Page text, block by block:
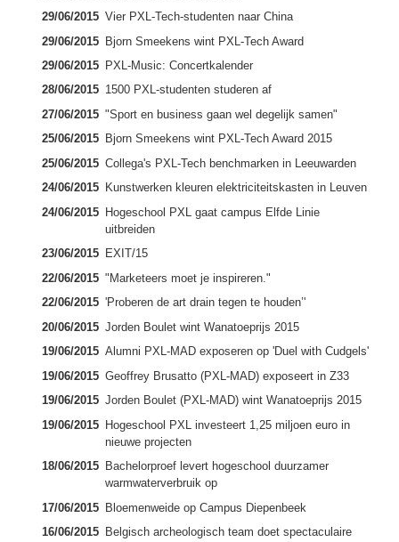
29/06/2015 Vier PXL-Tech-studenten naar China
29/06/2015 Bjorn Smeekens wint PXL-Tech Award
29/06/2015 PXL-Music: Concertkalender
28/06/2015 1500 PXL-studenten studeren af
27/06/2015 "Sport en business gaan wel degelijk samen"
25/06/2015 Bjorn Smeekens wint PXL-Tech Award 2015
25/06/2015 Collega's PXL-Tech benchmarken in Leeuwarden
24/06/2015 Kunstwerken kleuren elektriciteitskasten in Leuven
24/06/2015 Hogeschool PXL gaat campus Elfde Linie
uitbreiden
23/06/2015 EXIT/15
22/06/2015 "Marketeers moet je inspireren."
22/06/2015 'Proberen de art drain tegen te houden’'
20/06/2015 Jorden Boulet wint Wanatoeprijs 2015
19/06/2015 Alumni PXL-MAD exposeren op 'Duel with Cudgels'
19/06/2015 Geoffrey Brusatto (PXL-MAD) exposeert in Z33
19/06/2015 Jorden Boulet (PXL-MAD) wint Wanatoeprijs 2015
19/06/2015 Hogeschool PXL investeert 1,25 miljoen euro in
nieuwe projecten
18/06/2015 Bachelorproef levert hogeschool duurzamer
warmwaterverbruik op
17/06/2015 Bloemenweide op Campus Diepenbeek
16/06/2015 Belgisch archeologisch team doet spectaculaire